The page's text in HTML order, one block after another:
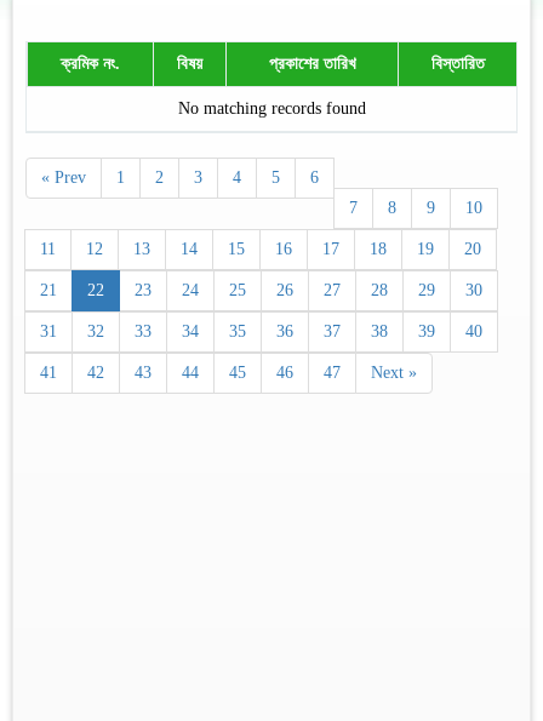
ক্রমিক নং. বিষয় প্রকাশের তারিখ বিস্তারিত
No matching records found
« Prev 1 2 3 4 5
6
7
8 9 10
11 12 13 14 15 16 17 18 19 20
21 22 23 24 25 26 27 28 29 30
31 32 33 34 35 36 37 38 39 40
41 42 43 44 45 46 47 Next »